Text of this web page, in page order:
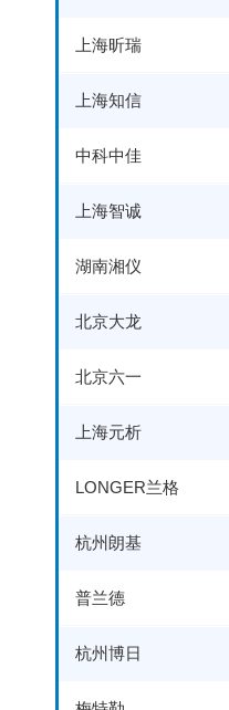
上海昕瑞
上海知信
中科中佳
上海智诚
湖南湘仪
北京大龙
北京六一
上海元析
LONGER兰格
杭州朗基
普兰德
杭州博日